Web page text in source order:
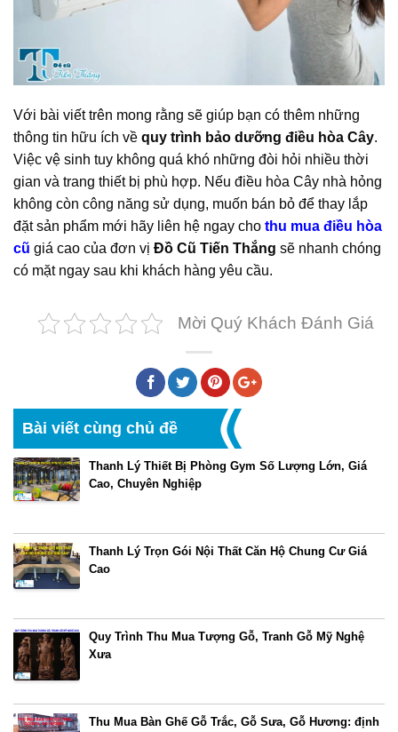
Với bài viết trên mong rằng sẽ giúp bạn có thêm những
thông tin hữu ích về quy trình bảo dưỡng điều hòa Cây.
Việc vệ sinh tuy không quá khó những đòi hỏi nhiều thời
gian và trang thiết bị phù hợp. Nếu điều hòa Cây nhà hỏng
không còn công năng sử dụng, muốn bán bỏ để thay lắp
đặt sản phẩm mới hãy liên hệ ngay cho thu mua điều hòa
cũ giá cao của đơn vị Đồ Cũ Tiến Thắng sẽ nhanh chóng
có mặt ngay sau khi khách hàng yêu cầu.
Mời Quý Khách Đánh Giá
Bài viết cùng chủ đề
Thanh Lý Thiết Bị Phòng Gym Số Lượng Lớn, Giá
Cao, Chuyên Nghiệp
Thanh Lý Trọn Gói Nội Thất Căn Hộ Chung Cư Giá
Cao
Quy Trình Thu Mua Tượng Gỗ, Tranh Gỗ Mỹ Nghệ
Xưa
Thu Mua Bàn Ghế Gỗ Trắc, Gỗ Sưa, Gỗ Hương: định